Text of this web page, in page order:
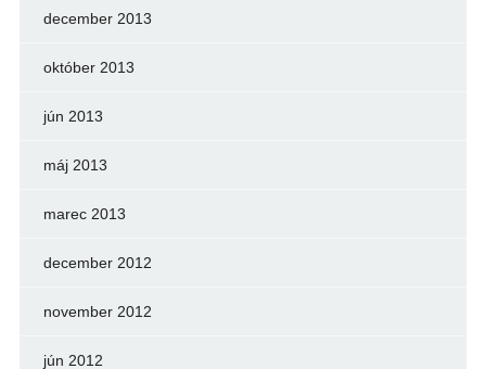
december 2013
október 2013
jún 2013
máj 2013
marec 2013
december 2012
november 2012
jún 2012